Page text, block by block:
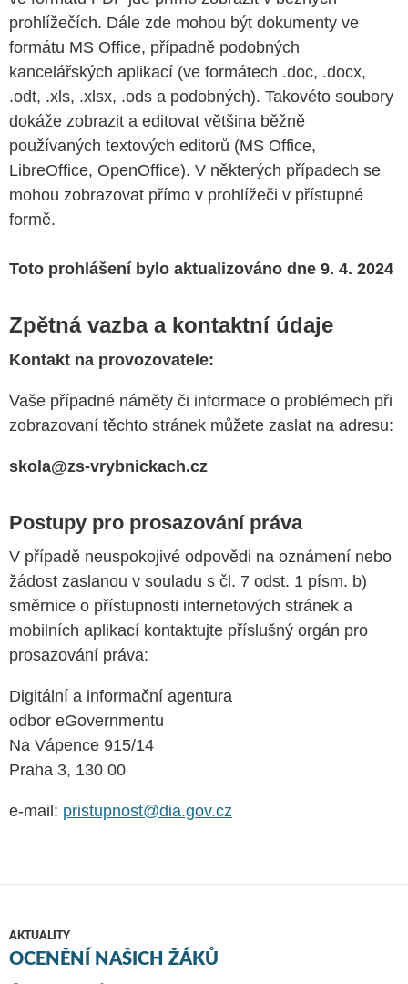
prohlížečích. Dále zde mohou být dokumenty ve
formátu MS Office, případně podobných
kancelářských aplikací (ve formátech .doc, .docx,
.odt, .xls, .xlsx, .ods a podobných). Takovéto soubory
dokáže zobrazit a editovat většina běžně
používaných textových editorů (MS Office,
LibreOffice, OpenOffice). V některých případech se
mohou zobrazovat přímo v prohlížeči v přístupné
formě.
Toto prohlášení bylo aktualizováno dne 9. 4. 2024
Zpětná vazba a kontaktní údaje
Kontakt na provozovatele:
Vaše případné náměty či informace o problémech při
zobrazovaní těchto stránek můžete zaslat na adresu:
skola@zs-vrybnickach.cz
Postupy pro prosazování práva
V případě neuspokojivé odpovědi na oznámení nebo
žádost zaslanou v souladu s čl. 7 odst. 1 písm. b)
směrnice o přístupnosti internetových stránek a
mobilních aplikací kontaktujte příslušný orgán pro
prosazování práva:
Digitální a informační agentura
odbor eGovernmentu
Na Vápence 915/14
Praha 3, 130 00
e-mail: pristupnost@dia.gov.cz
AKTUALITY
OCENĚNÍ NAŠICH ŽÁKŮ